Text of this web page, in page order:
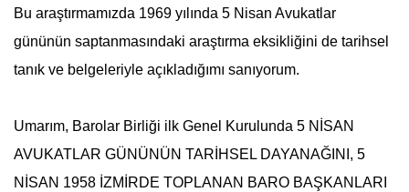
Bu araştırmamızda 1969 yılında 5 Nisan Avukatlar
gününün saptanmasındaki araştırma eksikliğini de tarihsel
tanık ve belgeleriyle açıkladığımı sanıyorum.
Umarım, Barolar Birliği ilk Genel Kurulunda 5 NİSAN
AVUKATLAR GÜNÜNÜN TARİHSEL DAYANAĞINI, 5
NİSAN 1958 İZMİRDE TOPLANAN BARO BAŞKANLARI